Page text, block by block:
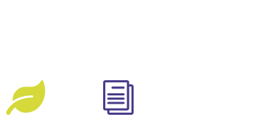
 i